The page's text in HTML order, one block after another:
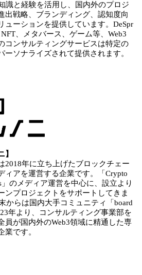
識と経験を活用し、国内外のプロジ
出戦略、ブランディング、認知度向
ューションを提供しています。DeSpr
、メタバース、ゲーム等、Web3
コンサルティングサービスは特定の
ーソナライズされて提供されます。
】
2018年に立ち上げたブロックチェー
ィアを運営する企業です。「Crypto
」のメディア運営を中心に、設立より
ンプロジェクトをサポートしてきま
からは国内大手コミュニティ「board
年より、コンサルティング事業部を
員が国内外のWeb3領域に精通した専
業です。